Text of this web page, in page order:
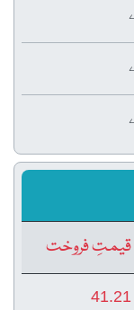
قیمتِ فروخت
41.21